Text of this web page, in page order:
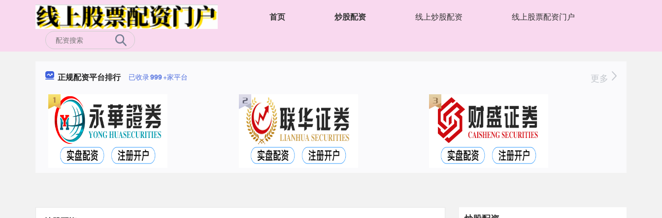
首页 炒股配资 线上炒股配资 线上股票配资门户
正规配资平台排行 已收录999+家平台 更多